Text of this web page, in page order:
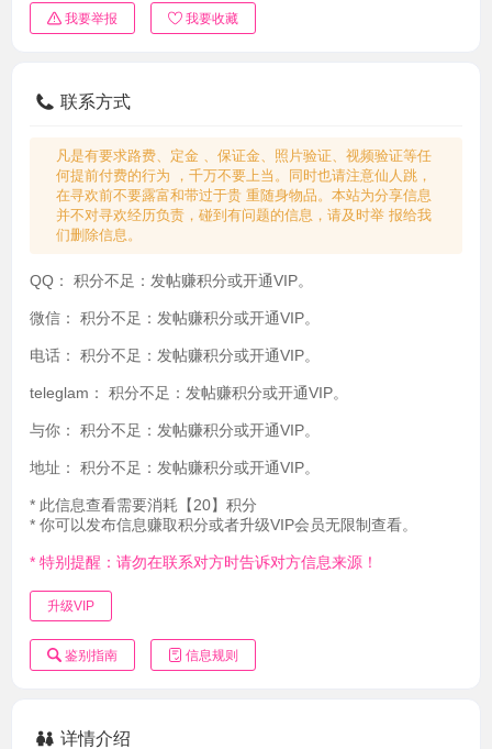
我要举报 我要收藏
联系方式
凡是有要求路费、定金 、保证金、照片验证、视频验证等任
何提前付费的行为 ，千万不要上当。同时也请注意仙人跳，
在寻欢前不要露富和带过于贵 重随身物品。本站为分享信息
并不对寻欢经历负责，碰到有问题的信息，请及时举 报给我
们删除信息。
QQ： 积分不足：发帖赚积分或开通VIP。
微信： 积分不足：发帖赚积分或开通VIP。
电话： 积分不足：发帖赚积分或开通VIP。
teleglam： 积分不足：发帖赚积分或开通VIP。
与你： 积分不足：发帖赚积分或开通VIP。
地址： 积分不足：发帖赚积分或开通VIP。
* 此信息查看需要消耗【20】积分
* 你可以发布信息赚取积分或者升级VIP会员无限制查看。
* 特别提醒：请勿在联系对方时告诉对方信息来源！
升级VIP
鉴别指南 信息规则
详情介绍